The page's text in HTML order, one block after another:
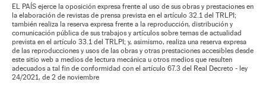
EL PAÍS ejerce la oposición expresa frente al uso de sus obras y prestaciones en
la elaboración de revistas de prensa prevista en el artículo 32.1 del TRLPI;
también realiza la reserva expresa frente a la reproducción, distribución y
comunicación pública de sus trabajos y artículos sobre temas de actualidad
prevista en el artículo 33.1 del TRLPI; y, asimismo, realiza una reserva expresa
de las reproducciones y usos de las obras y otras prestaciones accesibles desde
este sitio web a medios de lectura mecánica u otros medios que resulten
adecuados a tal fin de conformidad con el artículo 67.3 del Real Decreto - ley
24/2021, de 2 de noviembre